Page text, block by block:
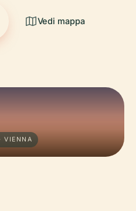
Vedi mappa
VIENNA